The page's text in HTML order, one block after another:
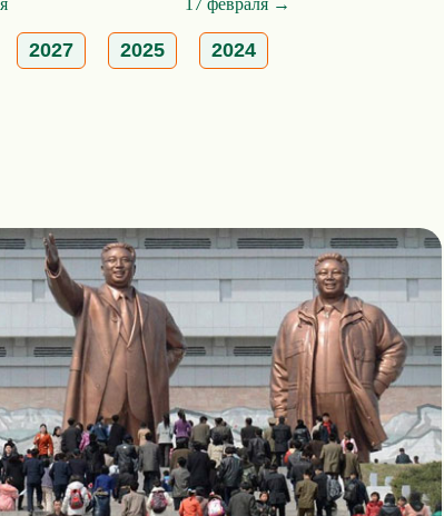
17 февраля →
2027 2025 2024